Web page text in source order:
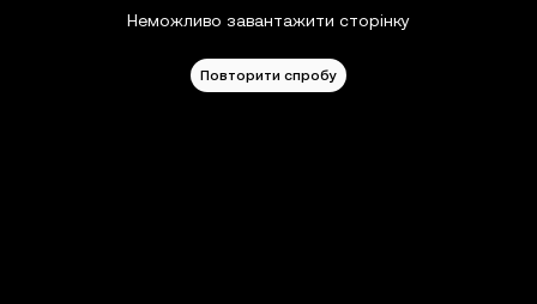
Неможливо завантажити сторінку
Повторити спробу